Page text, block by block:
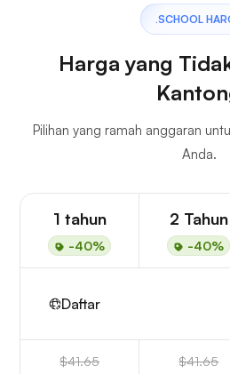
.SCHOOL
Harga yang
Pilihan yang ramah anggaran
Anda.
1 tahun
-40%
2 Tahun
-40%
Daftar
$41.65 $41.65